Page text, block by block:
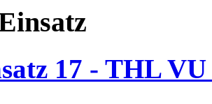
17 - THL